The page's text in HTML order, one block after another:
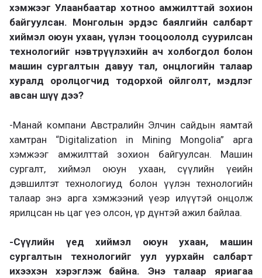
хэмжээг Улаанбаатар хотноо амжилттай зохион
байгуулсан. Монголын эрдэс баялгийн салбарт
хиймэл оюун ухаан, үүлэн тооцоололд суурилсан
технологийг нэвтрүүлэхийн ач холбогдол болон
машин сургалтын давуу тал, онцлогийн талаар
хуралд оролцогчид тодорхой ойлголт, мэдлэг
авсан шүү дээ?
-Манай компани Австралийн Элчин сайдын яамтай
хамтран “Digitalization in Mining Mongolia” арга
хэмжээг амжилттай зохион байгуулсан. Машин
сургалт, хиймэл оюун ухаан, сүүлийн үеийн
дэвшилтэт технологиуд болон үүлэн технологийн
талаар энэ арга хэмжээний үеэр илүүтэй онцолж
ярилцсан нь цаг үеэ олсон, үр дүнтэй ажил байлаа.
-Сүүлийн үед хиймэл оюун ухаан, машин
сургалтын технологийг уул уурхайн салбарт
ихээхэн хэрэглэж байна. Энэ талаар яриагаа